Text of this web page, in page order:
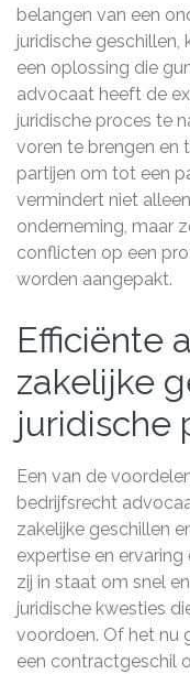
belangen van een
juridische
een oplossing die
advocaat heeft de
juridische proces te
voren te brengen en
partijen om tot een
vermindert niet
onderneming, maar
conflicten op een
worden aangepakt.
Efficiënte
zakelijke
juridische
Een van de
bedrijfsrecht
zakelijke geschillen
expertise en
zij in staat om snel
juridische kwesties
voordoen. Of het nu
een contractgeschil